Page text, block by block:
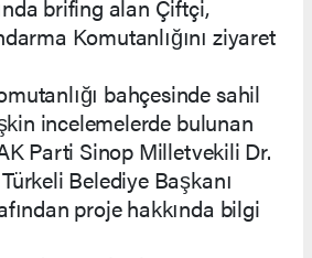
brifing alan Çiftçi,
Komutanlığını ziyaret
bahçesinde sahil
incelemelerde bulunan
Parti Sinop Milletvekili Dr.
Belediye Başkanı
proje hakkında bilgi